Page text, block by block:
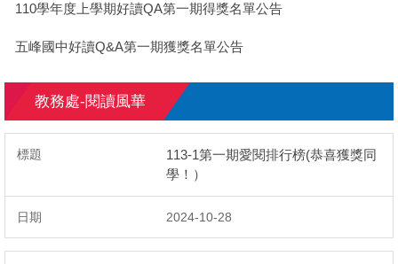
110學年度上學期好讀QA第一期得獎名單公告
五峰國中好讀Q&A第一期獲獎名單公告
教務處-閱讀風華
113-1第一期愛閱排行榜(恭喜獲獎同
學！）
2024-10-28